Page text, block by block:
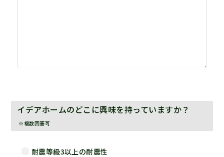
イデアホームのどこに興味を持っていますか？
※複数回答可
耐震等級3以上の耐震性